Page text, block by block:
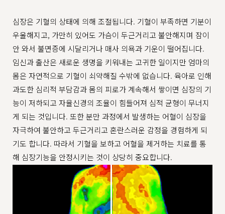
심장은 기혈의 상태에 의해 조절됩니다. 기혈이 부족하면 기분이
우울해지고, 가만히 있어도 가슴이 두근거리고 불안해지며 잠이
안 와서 불면증에 시달리거나 매사 의욕과 기운이 떨어집니다.
임신과 출산은 새로운 생명을 키워내는 고귀한 일이지만 엄마의
몸은 자연적으로 기혈이 쇠약해질 수밖에 없습니다. 육아로 인해
과도한 심리적 부담감과 몸의 피로가 계속해서 쌓이면 심장의 기
능이 저하되고 자율신경의 조율이 힘들어져 심적 균형이 무너지
게 되는 것입니다. 또한 분만 과정에서 발생하는 어혈이 심장을
자극하여 불안하고 두근거리고 혼란스러운 감정을 경험하게 되
기도 합니다. 따라서 기혈을 보하고 어혈을 제거하는 치료를 통
해 심장기능을 안정시키는 것이 상당히 중요합니다.